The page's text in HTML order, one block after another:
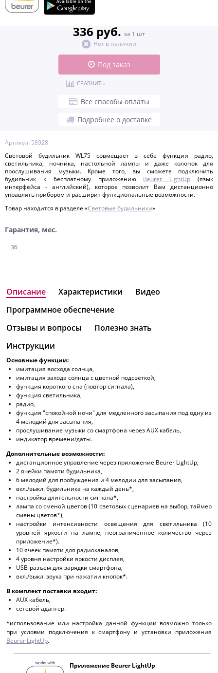
Артикул: 58928
Световой будильник WL75 совмещает в себе функции радио,
светильника, ночника, настольной лампы и даже колонок для
прослушивания музыки. Кроме того, вы сможете подключить
будильник к бесплатному приложению Beurer LightUp (язык
интерфейса - английский), которое позволит Вам дистанционно
управлять прибором и расширит функциональные возможности.
Товар находится в разделе «Световые будильники»
Гарантия, мес.
36
336 руб. за 1 шт
Нет в наличии
Под заказ
СРАВНИТЬ
Все способы оплаты
Подробнее о доставке
Описание Характеристики
Видео
Программное обеспечение
Отзывы и вопросы
Полезно знать
Инструкции
Основные функции:
имитация восхода солнца,
имитация захода солнца с цветной подсветкой,
функция короткого сна (повтор сигнала),
функция светильника,
радио,
функция "спокойной ночи" для медленного засыпания под одну из
4 мелодий для засыпания,
прослушивание музыки со смартфона через AUX кабель,
индикатор времени/даты.
Дополнительные возможности:
дистанционное управление через приложение Beurer LightUp,
2 ячейки памяти будильника,
6 мелодий для пробуждения и 4 мелодии для засыпания,
вкл./выкл. будильника на каждый день*,
настройка длительности сигнала*,
лампа со сменой цветов (10 световых сценариев на выбор, таймер
смены цветов*),
настройки интенсивности освещения для светильника (10
уровней яркости на лампе, неограниченное количество через
приложение*).
10 ячеек памяти для радиоканалов,
4 уровня настройки яркости дисплея,
USB-разъем для зарядки смартфона,
вкл./выкл. звука при нажатии кнопок*.
В комплект поставки входит:
AUX кабель,
сетевой адаптер.
*использование или настройка данной функции возможно только
при условии подключения к смартфону и установки приложения
Beurer LightUp.
Приложение Beurer LightUp